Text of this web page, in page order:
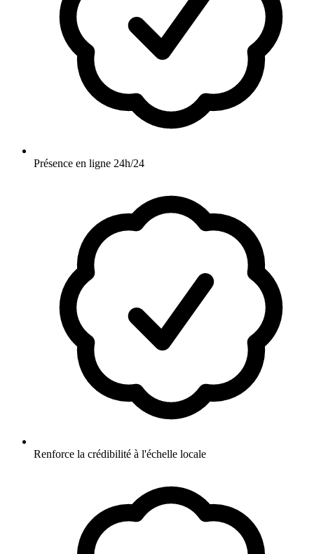
Présence en ligne 24h/24
Renforce la crédibilité à l'échelle locale